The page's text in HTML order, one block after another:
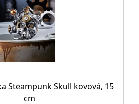
Steampunk Skull kovová, 15
cm